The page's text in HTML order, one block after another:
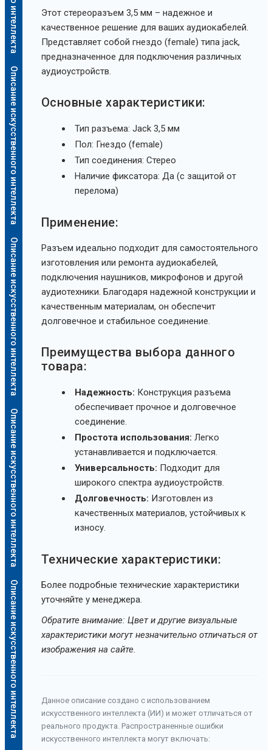
Описание искусственного интеллекта
Описание искусственного интеллекта
Описание искусственного интеллекта
Описание искусственного интеллекта
Этот стереоразъем 3,5 мм – надежное и
качественное решение для ваших аудиокабелей.
Представляет собой гнездо (female) типа jack,
предназначенное для подключения различных
аудиоустройств.
Основные характеристики:
Тип разъема: Jack 3,5 мм
Пол: Гнездо (female)
Тип соединения: Стерео
Наличие фиксатора: Да (с защитой от
перелома)
Применение:
Разъем идеально подходит для самостоятельного
изготовления или ремонта аудиокабелей,
подключения наушников, микрофонов и другой
аудиотехники. Благодаря надежной конструкции и
качественным материалам, он обеспечит
долговечное и стабильное соединение.
Преимущества выбора данного
товара:
Надежность: Конструкция разъема
обеспечивает прочное и долговечное
соединение.
Простота использования: Легко
устанавливается и подключается.
Универсальность: Подходит для
широкого спектра аудиоустройств.
Долговечность: Изготовлен из
качественных материалов, устойчивых к
износу.
Технические характеристики:
Более подробные технические характеристики
уточняйте у менеджера.
Обратите внимание: Цвет и другие визуальные
характеристики могут незначительно отличаться от
изображения на сайте.
Данное описание создано с использованием
искусственного интеллекта (ИИ) и может отличаться от
реального продукта. Распространенные ошибки
искусственного интеллекта могут включать: